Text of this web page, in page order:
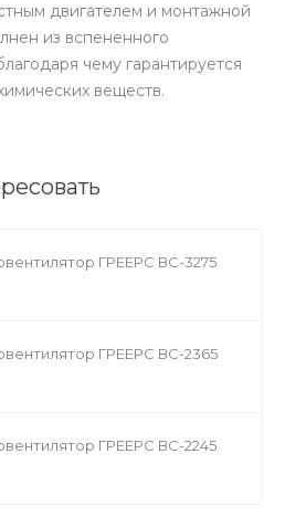
двигателем и монтажной
из вспененного
чему гарантируется
веществ.
ГРЕЕРС ВС-3275
ГРЕЕРС ВС-2365
ГРЕЕРС ВС-2245